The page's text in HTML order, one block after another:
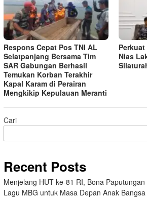
Respons Cepat Pos TNI AL
Selatpanjang Bersama Tim
SAR Gabungan Berhasil
Temukan Korban Terakhir
Kapal Karam di Perairan
Mengkikip Kepulauan Meranti
Nias
Cari
Recent Posts
Menjelang HUT ke-81 RI, Bona
Lagu MBG untuk Masa Depan Anak Bangsa